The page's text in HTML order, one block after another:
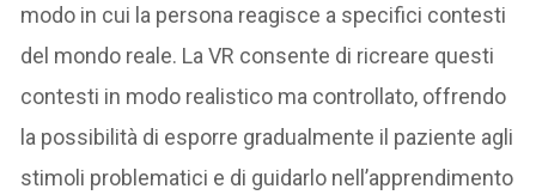
modo in cui la persona reagisce a specifici contesti
del mondo reale. La VR consente di ricreare questi
contesti in modo realistico ma controllato, offrendo
la possibilità di esporre gradualmente il paziente agli
stimoli problematici e di guidarlo nell’apprendimento